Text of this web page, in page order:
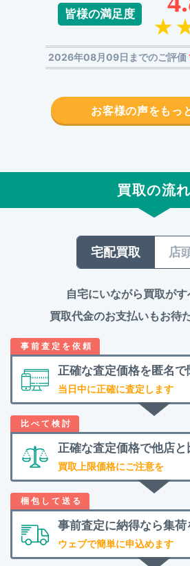
皆様の満足度
2026年08月09日までのご評価
お客様の声をもっ
買取の流れ
宅配買取 店
自宅にいながら買取がす
買取代金のお支払いもお待
正確な査定価格を 匿名で
当日中に正確に査定します
正確な査定価格で他店と
買取上限価格にご注意を
事前査定に納得なら集荷
ウェブで簡単に申込めます